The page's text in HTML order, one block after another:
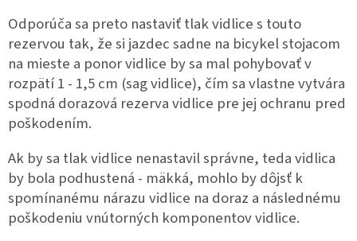
Odporúča sa preto nastaviť tlak vidlice s touto
rezervou tak, že si jazdec sadne na bicykel stojacom
na mieste a ponor vidlice by sa mal pohybovať v
rozpätí 1 - 1,5 cm (sag vidlice), čím sa vlastne vytvára
spodná dorazová rezerva vidlice pre jej ochranu pred
poškodením.
Ak by sa tlak vidlice nenastavil správne, teda vidlica
by bola podhustená - mäkká, mohlo by dôjsť k
spomínanému nárazu vidlice na doraz a následnému
poškodeniu vnútorných komponentov vidlice.